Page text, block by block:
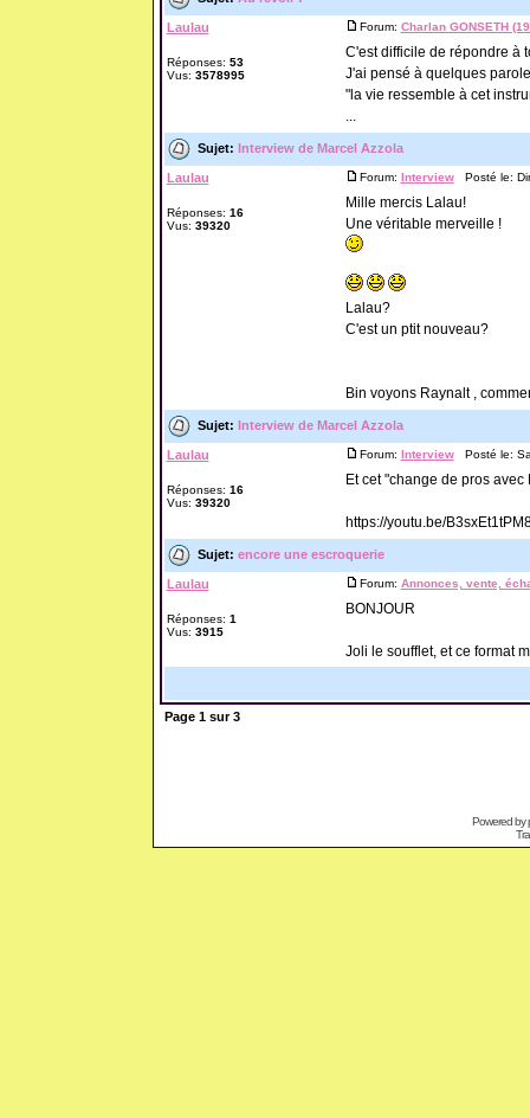
Laulau
Réponses: 53
Vus: 3578995
Forum: Charlan GONSETH
C'est difficile de répondre à
J'ai pensé à quelques
"la vie ressemble à cet
...
Sujet: Interview de Marcel Azzola
Laulau
Réponses: 16
Vus: 39320
Forum: InterviewPosté le:
Mille mercis Lalau!
Une véritable merveille !
Lalau?
C'est un ptit nouveau?
Bin voyons Raynalt ,
Sujet: Interview de Marcel Azzola
Laulau
Réponses: 16
Vus: 39320
Forum: InterviewPosté le:
Et cet "change de pros avec
https://youtu.be/
Sujet: encore une escroquerie
Laulau
Réponses: 1
Vus: 3915
Forum: Annonces, vente,
BONJOUR
Joli le soufflet, et ce format
Page 1sur3
Powered by